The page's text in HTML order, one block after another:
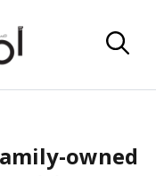
owned